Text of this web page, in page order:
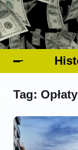
Tag: